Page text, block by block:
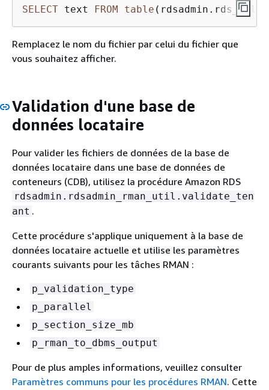
SELECT text FROM table
Remplacez le nom du fichier par celui du fichier que
vous souhaitez afficher.
Validation d'une base de
données locataire
Pour valider les fichiers de données de la base de
données locataire dans une base de données de
conteneurs (CDB), utilisez la procédure Amazon RDS
rdsadmin.rdsadmin_rman_util.validate_ten
ant .
Cette procédure s'applique uniquement à la base de
données locataire actuelle et utilise les paramètres
courants suivants pour les tâches RMAN :
p_validation_type
p_parallel
p_section_size_mb
p_rman_to_dbms_output
Pour de plus amples informations, veuillez consulter
Paramètres communs pour les procédures RMAN. Cette